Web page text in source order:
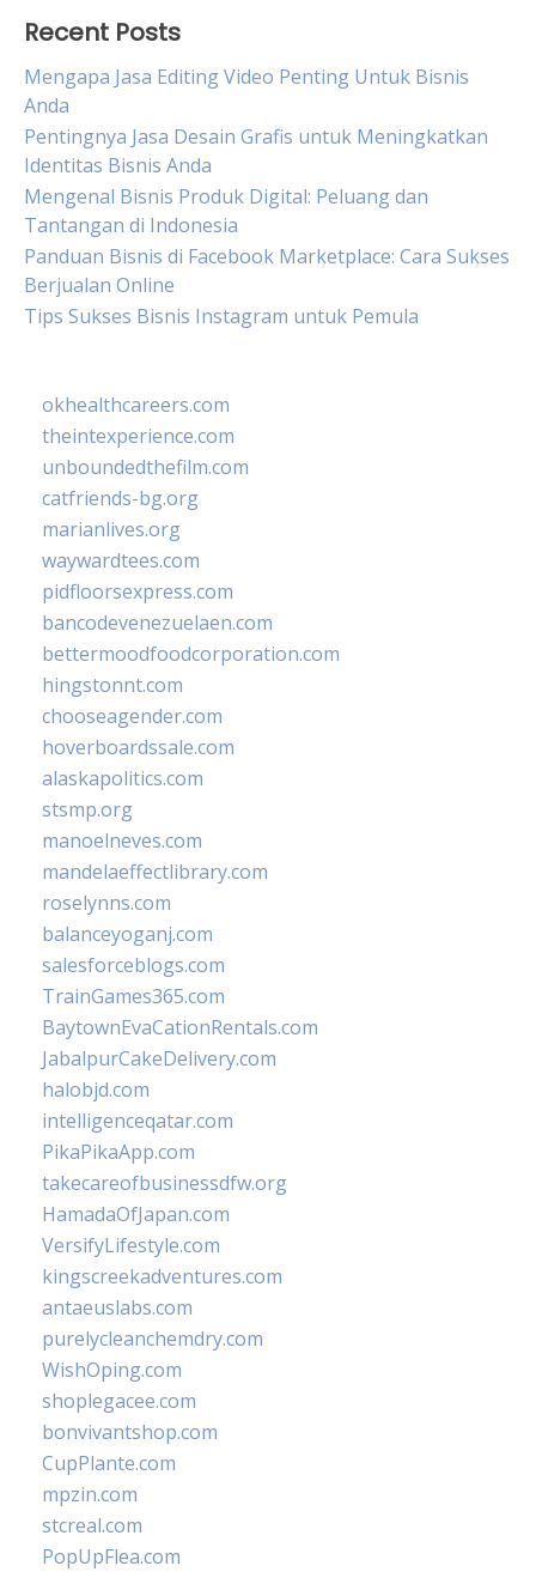
Recent Posts
Mengapa Jasa Editing Video Penting Untuk Bisnis
Anda
Pentingnya Jasa Desain Grafis untuk Meningkatkan
Identitas Bisnis Anda
Mengenal Bisnis Produk Digital: Peluang dan
Tantangan di Indonesia
Panduan Bisnis di Facebook Marketplace: Cara Sukses
Berjualan Online
Tips Sukses Bisnis Instagram untuk Pemula
okhealthcareers.com
theintexperience.com
unboundedthefilm.com
catfriends-bg.org
marianlives.org
waywardtees.com
pidfloorsexpress.com
bancodevenezuelaen.com
bettermoodfoodcorporation.com
hingstonnt.com
chooseagender.com
hoverboardssale.com
alaskapolitics.com
stsmp.org
manoelneves.com
mandelaeffectlibrary.com
roselynns.com
balanceyoganj.com
salesforceblogs.com
TrainGames365.com
BaytownEvaCationRentals.com
JabalpurCakeDelivery.com
halobjd.com
intelligenceqatar.com
PikaPikaApp.com
takecareofbusinessdfw.org
HamadaOfJapan.com
VersifyLifestyle.com
kingscreekadventures.com
antaeuslabs.com
purelycleanchemdry.com
WishOping.com
shoplegacee.com
bonvivantshop.com
CupPlante.com
mpzin.com
stcreal.com
PopUpFlea.com